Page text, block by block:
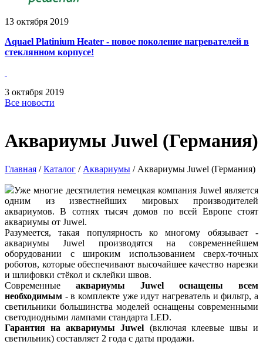
13 октября 2019
Aquael Platinium Heater - новое поколение нагревателей в
стеклянном корпусе!
3 октября 2019
Все новости
Аквариумы Juwel (Германия)
Главная /Каталог / Аквариумы / Аквариумы Juwel (Германия)
Уже многие десятилетия немецкая компания Juwel является
одним из известнейших мировых производителей
аквариумов. В сотнях тысяч домов по всей Европе стоят
аквариумы от Juwel.
Разумеется, такая популярность ко многому обязывает -
аквариумыJuwel производятся на современнейшем
оборудовании с широким использованием сверх-точных
роботов, которые обеспечивают высочайшее качество нарезки
и шлифовки стёкол и склейки швов.
Современные аквариумы Juwel оснащены всем
необходимым - в комплекте уже идут нагреватель и фильтр, а
светильники большинства моделей оснащены современными
светодиодными лампами стандарта LED.
Гарантия на аквариумыJuwel (включая клеевые швы и
светильник) составляет 2 года с даты продажи.